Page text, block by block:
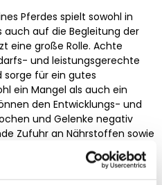
Pferdes spielt sowohl in
auch auf die Begleitung der
eine große Rolle. Achte
und leistungsgerechte
sorge für ein gutes
ein Mangel als auch ein
den Entwicklungs- und
und Gelenke negativ
Zufuhr an Nährstoffen sowie
Spurenelementen im
eine gesunde Entwicklung der
Bänder. Unterstütze die